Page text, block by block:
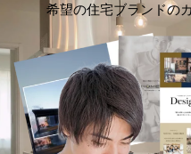
希望の住宅ブランドの